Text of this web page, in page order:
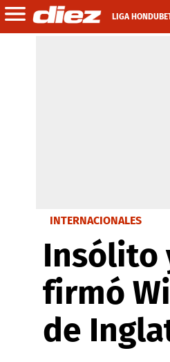
LIGA
INTERNACIONALES
Insólito
firmó
de